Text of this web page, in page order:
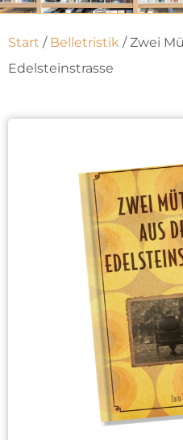
Start / Belletristik / Zwei
Edelsteinstrasse